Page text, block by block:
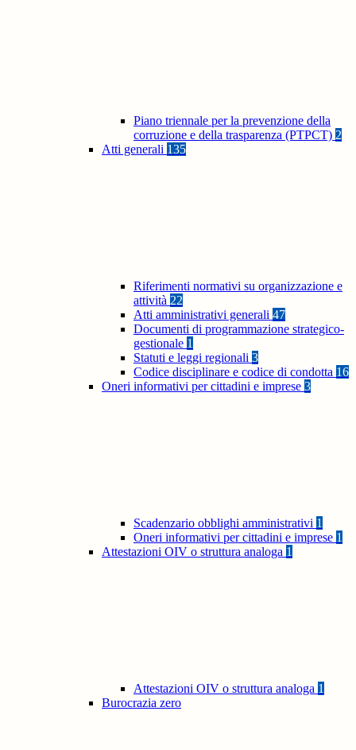
Piano triennale per la prevenzione della
corruzione e della trasparenza (PTPCT) 2
Atti generali 135
Riferimenti normativi su organizzazione e
attività 22
Atti amministrativi generali 47
Documenti di programmazione strategico-
gestionale 1
Statuti e leggi regionali 3
Codice disciplinare e codice di condotta 16
Oneri informativi per cittadini e imprese 3
Scadenzario obblighi amministrativi 1
Oneri informativi per cittadini e imprese 1
Attestazioni OIV o struttura analoga 1
Attestazioni OIV o struttura analoga 1
Burocrazia zero